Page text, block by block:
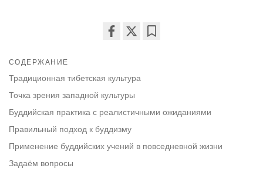
СОДЕРЖАНИЕ
Традиционная тибетская культура
Точка зрения западной культуры
Буддийская практика с реалистичными ожиданиями
Правильный подход к буддизму
Применение буддийских учений в повседневной жизни
Задаём вопросы